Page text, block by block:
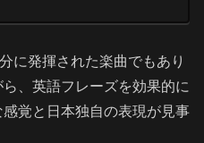
に発揮された楽曲でもあり
、英語フレーズを効果的に
覚と日本独自の表現が見事